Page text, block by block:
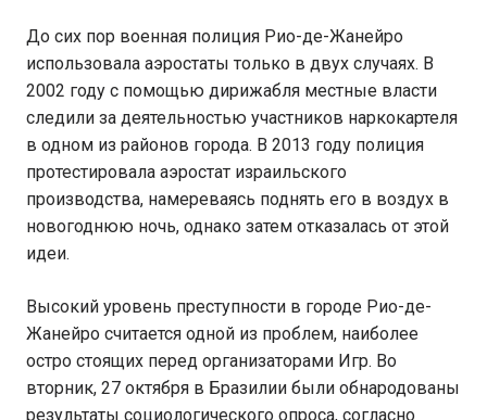
До сих пор военная полиция Рио-де-Жанейро
использовала аэростаты только в двух случаях. В
2002 году с помощью дирижабля местные власти
следили за деятельностью участников наркокартеля
в одном из районов города. В 2013 году полиция
протестировала аэростат израильского
производства, намереваясь поднять его в воздух в
новогоднюю ночь, однако затем отказалась от этой
идеи.
Высокий уровень преступности в городе Рио-де-
Жанейро считается одной из проблем, наиболее
остро стоящих перед организаторами Игр. Во
вторник, 27 октября в Бразилии были обнародованы
результаты социологического опроса, согласно